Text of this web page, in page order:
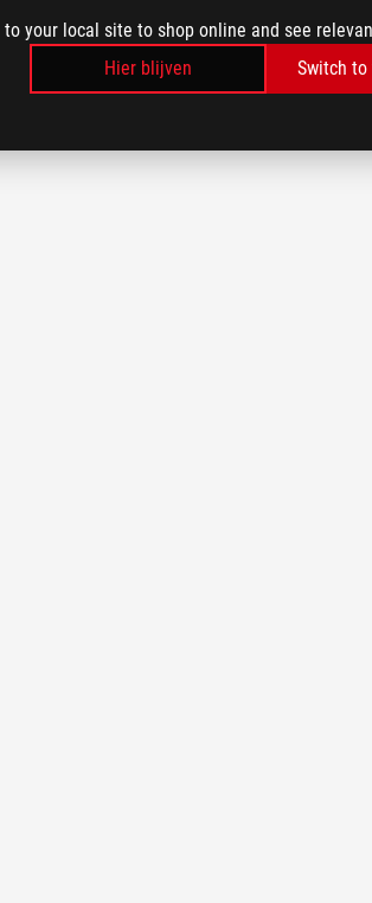
to your local site to shop online and see
Hier blijven
Switch to